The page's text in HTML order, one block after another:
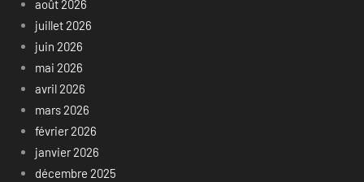
août 2026
juillet 2026
juin 2026
mai 2026
avril 2026
mars 2026
février 2026
janvier 2026
décembre 2025